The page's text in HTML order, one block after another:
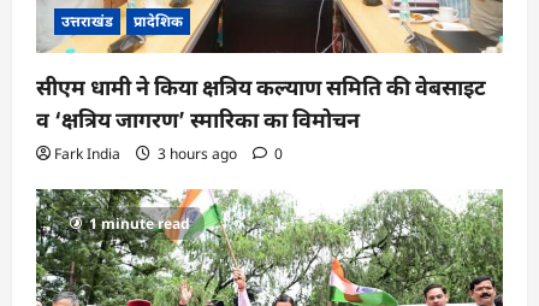
उत्तराखंड प्रादेशिक
सीएम धामी ने किया क्षत्रिय कल्याण समिति की वेबसाइट
व ‘क्षत्रिय जागरण’ स्मारिका का विमोचन
Fark India 3 hours ago 0
1 minute read